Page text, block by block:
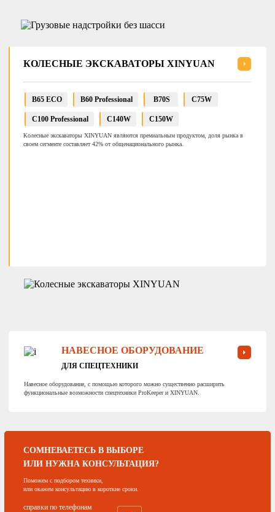
КОЛЕСНЫЕ ЭКСКАВАТОРЫ XINYUAN
B65 ECO B60 Professional B70S C75W
C100 Professional C140W C150W
Колесные экскаваторы XINYUAN являются премиальным продуктом, доля рынка в
своем сегменте составляет 42% от общенационального рынка.
НАВЕСНОЕ ОБОРУДОВАНИЕ
ДЛЯ СПЕЦТЕХНИКИ
Навесное оборудование, с помощью которого можно существенно расширить
функциональные возможности спецтехники ProKeeper и XINYUAN.
СОМНЕВАЕТЕСЬ В ВЫБОРЕ
ИЛИ НУЖНА КОНСУЛЬТАЦИЯ?
Поможем с подбором техники,
или окажем консультацию в короткие сроки.
справки по телефонам